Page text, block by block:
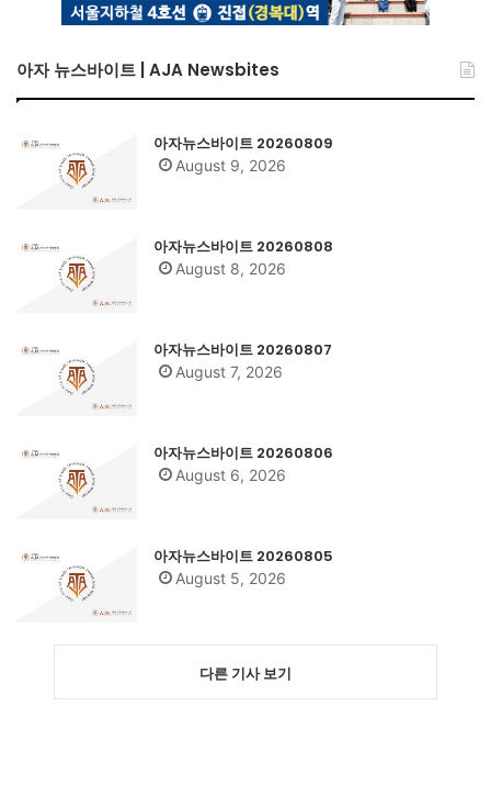
아자 뉴스바이트 | AJA Newsbites
아자뉴스바이트 20260809
August 9, 2026
아자뉴스바이트 20260808
August 8, 2026
아자뉴스바이트 20260807
August 7, 2026
아자뉴스바이트 20260806
August 6, 2026
아자뉴스바이트 20260805
August 5, 2026
다른 기사 보기